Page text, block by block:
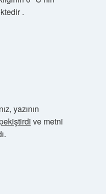
.
yazının
ve metni